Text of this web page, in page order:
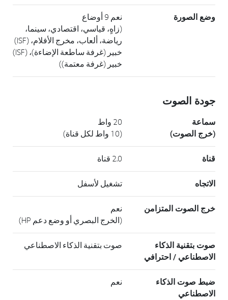
وضع الصورة
نعم 9 أوضاع
(زاهٍ، قياسي، اقتصادي، سينما،
رياضة، ألعاب، مخرج الأفلام، (ISF)
خبير (غرفة ساطعة الإضاءة)، (ISF)
خبير (غرفة معتمة))
جودة الصوت
سماعة
(خرج الصوت)
20 واط
(10 واط لكل قناة)
قناة ‎2.0 قناة
الاتجاه تشغيل لأسفل
خرج الصوت المتزامن
نعم
(الخرج البصري أو وضع دعم HP)
صوت بتقنية الذكاء
الاصطناعي / احترافي
صوت بتقنية الذكاء الاصطناعي
ضبط صوت الذكاء
الاصطناعي
نعم